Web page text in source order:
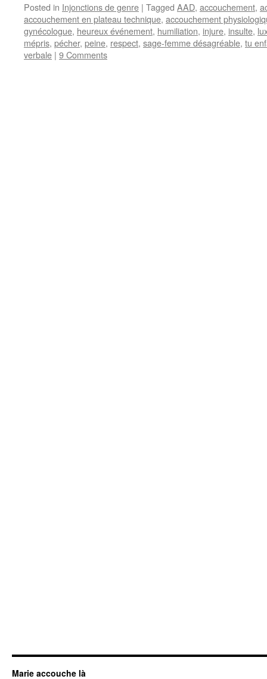
Posted in Injonctions de genre | Tagged AAD, accouchement,
accouchement en plateau technique, accouchement
gynécologue, heureux événement, humiliation, injure, insulte,
mépris, pécher, peine, respect, sage-femme désagréable, tu
verbale | 9 Comments
Marie accouche là